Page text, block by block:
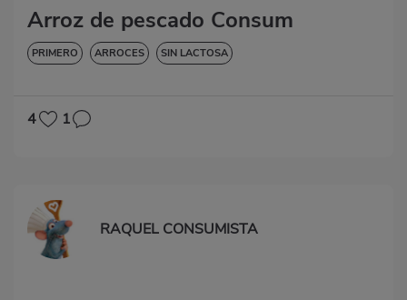
Arroz de pescado Consum
PRIMERO ARROCES SIN LACTOSA
4 1
RAQUEL CONSUMISTA